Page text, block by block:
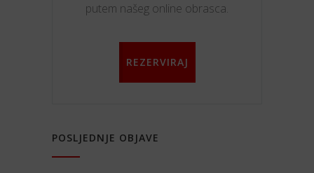
putem našeg online obrasca.
REZERVIRAJ
POSLJEDNJE OBJAVE